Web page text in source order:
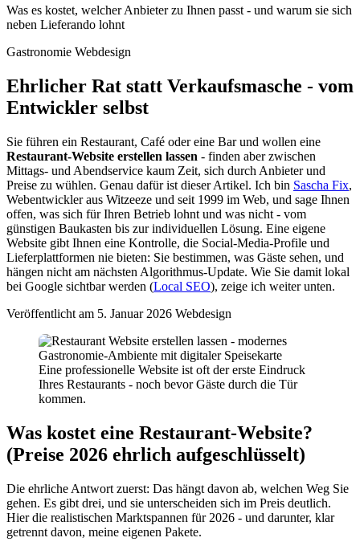
Was es kostet, welcher Anbieter zu Ihnen passt - und warum sie sich
neben Lieferando lohnt
Gastronomie Webdesign
Ehrlicher Rat statt Verkaufsmasche - vom
Entwickler selbst
Sie führen ein Restaurant, Café oder eine Bar und wollen eine
Restaurant-Website erstellen lassen - finden aber zwischen
Mittags- und Abendservice kaum Zeit, sich durch Anbieter und
Preise zu wühlen. Genau dafür ist dieser Artikel. Ich bin Sascha Fix,
Webentwickler aus Witzeeze und seit 1999 im Web, und sage Ihnen
offen, was sich für Ihren Betrieb lohnt und was nicht - vom
günstigen Baukasten bis zur individuellen Lösung. Eine eigene
Website gibt Ihnen eine Kontrolle, die Social-Media-Profile und
Lieferplattformen nie bieten: Sie bestimmen, was Gäste sehen, und
hängen nicht am nächsten Algorithmus-Update. Wie Sie damit lokal
bei Google sichtbar werden (Local SEO), zeige ich weiter unten.
Veröffentlicht am 5. Januar 2026 Webdesign
Eine professionelle Website ist oft der erste Eindruck
Ihres Restaurants - noch bevor Gäste durch die Tür
kommen.
Was kostet eine Restaurant-Website?
(Preise 2026 ehrlich aufgeschlüsselt)
Die ehrliche Antwort zuerst: Das hängt davon ab, welchen Weg Sie
gehen. Es gibt drei, und sie unterscheiden sich im Preis deutlich.
Hier die realistischen Marktspannen für 2026 - und darunter, klar
getrennt davon, meine eigenen Pakete.